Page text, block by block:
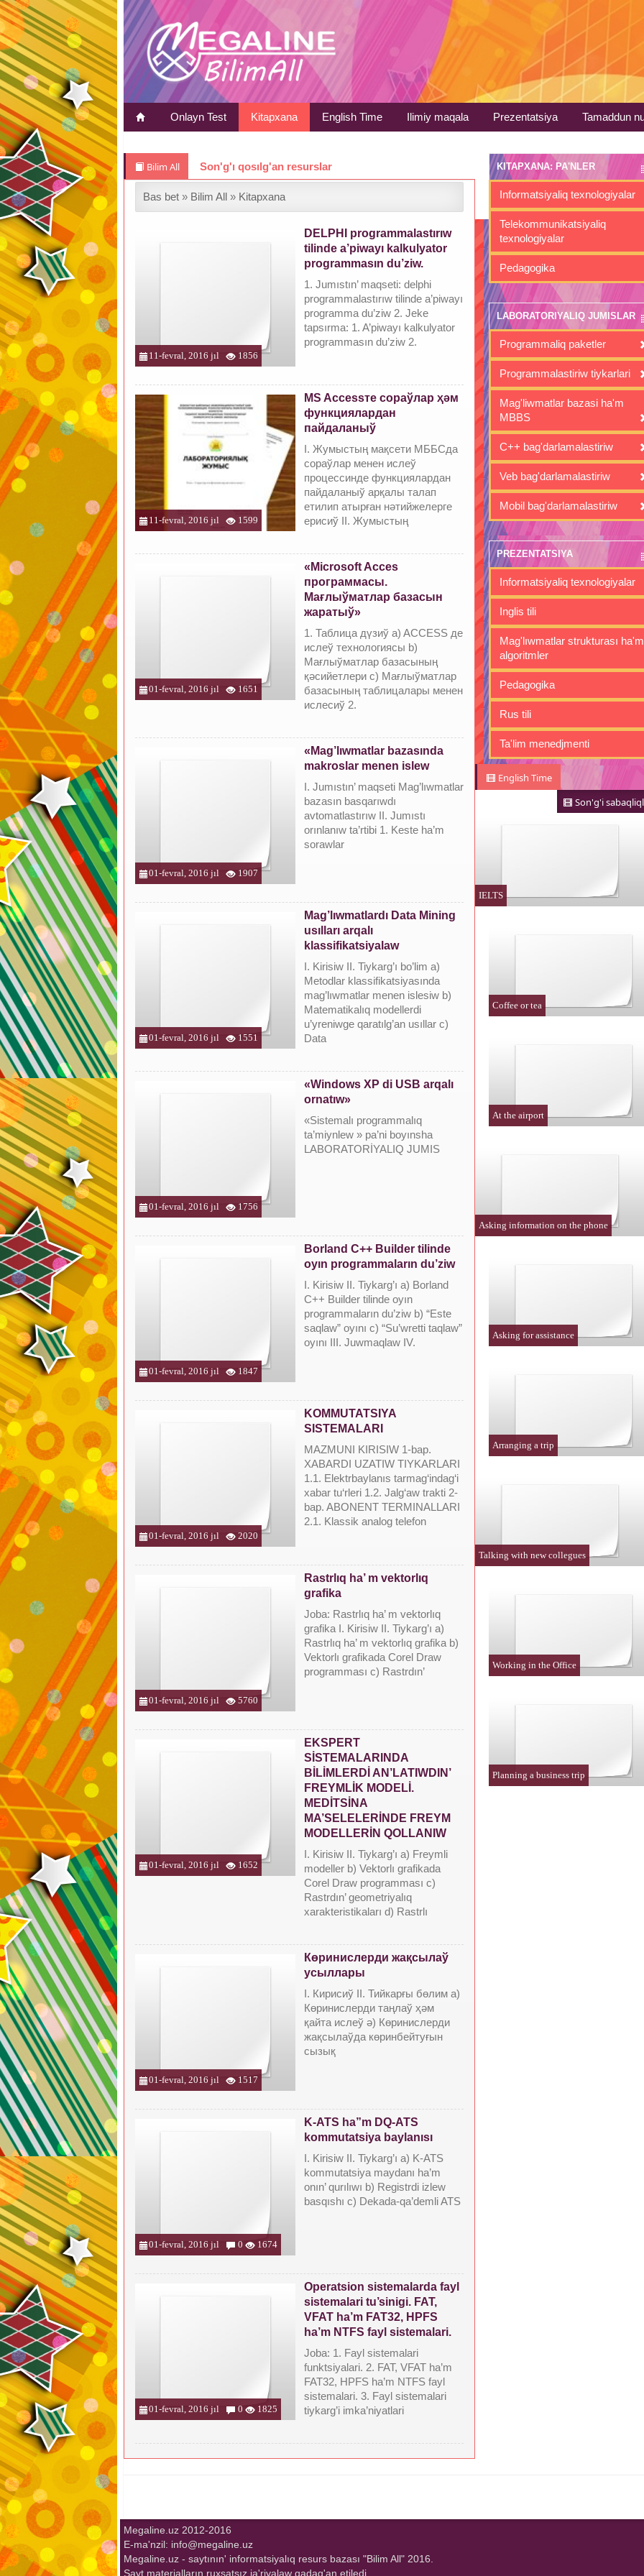
Onlayn Test Kitapxana English Time Ilimiy maqala Prezentatsiya Tamaddun
Bilim All Son'g'ı qosılg'an resurslar
Bas bet » Bilim All » Kitapxana
11-fevral, 2016 jıl 1856
DELPHI programmalastırıw
tilinde a’piwayı kalkulyator
programmasın du’ziw.
1. Jumıstın’ maqseti: delphi
programmalastırıw tilinde a’piwayı
programma du’ziw 2. Jeke
tapsırma: 1. A’piwayı kalkulyator
programmasın du’ziw 2.
11-fevral, 2016 jıl 1599
MS Accessте сораўлар ҳәм
функциялардан
пайдаланыў
I. Жумыстың мақсети МББСда
сораўлар менен ислеў
процессинде функциялардан
пайдаланыў арқалы талап
етилип атырған нәтийжелерге
ерисиў II. Жумыстың
01-fevral, 2016 jıl 1651
«Microsoft Acces
программасы.
Мағлыўматлар базасын
жаратыў»
1. Таблица дүзиў a) ACCESS де
ислеў технологиясы b)
Мағлыўматлар базасының
қəсийетлери c) Мағлыўматлар
базасының таблицалары менен
ислесиў 2.
01-fevral, 2016 jıl 1907
«Mag’lıwmatlar bazasında
makroslar menen islew
I. Jumıstın’ maqseti Mag’lıwmatlar
bazasın basqarıwdı
avtomatlastırıw II. Jumıstı
orınlanıw ta’rtibi 1. Keste ha’m
sorawlar
01-fevral, 2016 jıl 1551
Mag’lıwmatlardı Data Mining
usılları arqalı
klassifikatsiyalaw
I. Kirisiw II. Tiykarg’ı bo’lim a)
Metodlar klassifikatsiyasında
mag’lıwmatlar menen islesiw b)
Matematikalıq modellerdi
u’yreniwge qaratılg’an usıllar c)
Data
01-fevral, 2016 jıl 1756
«Windows XP di USB arqalı
ornatıw»
«Sistemalı programmalıq
ta’miynlew » pa’ni boyınsha
LABORATORİYALIQ JUMIS
01-fevral, 2016 jıl 1847
Borland C++ Builder tilinde
oyın programmaların du’ziw
I. Kirisiw II. Tiykarg’ı a) Borland
C++ Builder tilinde oyın
programmaların du’ziw b) “Este
saqlaw” oyını c) “Su’wretti taqlaw”
oyını III. Juwmaqlaw IV.
01-fevral, 2016 jıl 2020
KOMMUTATSIYA
SISTEMALARI
MAZMUNI KIRISIW 1-bap.
XABARDI UZATIW TIYKARLARI
1.1. Elektrbaylanıs tarmag‘indag‘i
xabar tu‘rleri 1.2. Jalg‘aw trakti 2-
bap. ABONENT TERMINALLARI
2.1. Klassik analog telefon
01-fevral, 2016 jıl 5760
Rastrlıq ha’ m vektorlıq
grafika
Joba: Rastrlıq ha’ m vektorlıq
grafika I. Kirisiw II. Tiykarg’ı a)
Rastrlıq ha’ m vektorlıq grafika b)
Vektorlı grafikada Corel Draw
programması c) Rastrdın’
01-fevral, 2016 jıl 1652
EKSPERT
SİSTEMALARINDA
BİLİMLERDİ AN’LATIWDIN’
FREYMLİK MODELİ.
MEDİTSİNA
MA’SELELERİNDE FREYM
MODELLERİN QOLLANIW
I. Kirisiw II. Tiykarg’ı a) Freymli
modeller b) Vektorlı grafikada
Corel Draw programması c)
Rastrdın’ geometriyalıq
xarakteristikaları d) Rastrlı
01-fevral, 2016 jıl 1517
Көринислерди жақсылаў
усыллары
I. Кирисиў II. Тийкарғы бөлим a)
Көринислерди таңлаў ҳәм
қайта ислеў ә) Көринислерди
жақсылаўда көринбейтуғын
сызық
01-fevral, 2016 jıl 0 1674
K-ATS ha”m DQ-ATS
kommutatsiya baylanısı
I. Kirisiw II. Tiykarg’ı a) K-ATS
kommutatsiya maydanı ha’m
onın’ qurılıwı b) Registrdi izlew
basqıshı c) Dekada-qa’demli ATS
01-fevral, 2016 jıl 0 1825
Operatsion sistemalarda fayl
sistemalari tu’sinigi. FAT,
VFAT ha’m FAT32, HPFS
ha’m NTFS fayl sistemalari.
Joba: 1. Fayl sistemalari
funktsiyalari. 2. FAT, VFAT ha’m
FAT32, HPFS ha’m NTFS fayl
sistemalari. 3. Fayl sistemalari
tiykarg’i imka’niyatlari
KITAPXANA: PA'NLER
Informatsiyaliq texnologiyalar
Telekommunikatsiyaliq
texnologiyalar
Pedagogika
LABORATORIYALIQ JUMISLAR
Programmaliq paketler
Programmalastiriw tiykarlari
Mag'liwmatlar bazasi ha'm
MBBS
C++ bag'darlamalastiriw
Veb bag'darlamalastiriw
Mobil bag'darlamalastiriw
PREZENTATSIYA
Informatsiyaliq texnologiyalar
Inglis tili
Mag'lıwmatlar strukturası ha'm
algoritmler
Pedagogika
Rus tili
Ta'lim menedjmenti
English Time
Son'g'i
IELTS
Coffee or tea
At the airport
Asking information on the phone
Asking for assistance
Arranging a trip
Talking with new collegues
Working in the Office
Planning a business trip
Megaline.uz 2012-2016
E-ma'nzil: info@megaline.uz
Megaline.uz - saytının' informatsiyalıq resurs bazası "Bilim All" 2016.
Sayt materialların ruxsatsız ja'riyalaw qadag'an etiledi.